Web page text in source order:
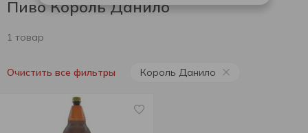
Пиво Король Данило
1 товар
Очистить все фильтры Король Данило